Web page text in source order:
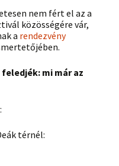
nem fért el az a
közösségére vár,
a rendezvény
mi már az
:
térnél: